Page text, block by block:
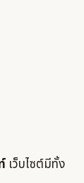
เว็บไซต์มีทั้ง